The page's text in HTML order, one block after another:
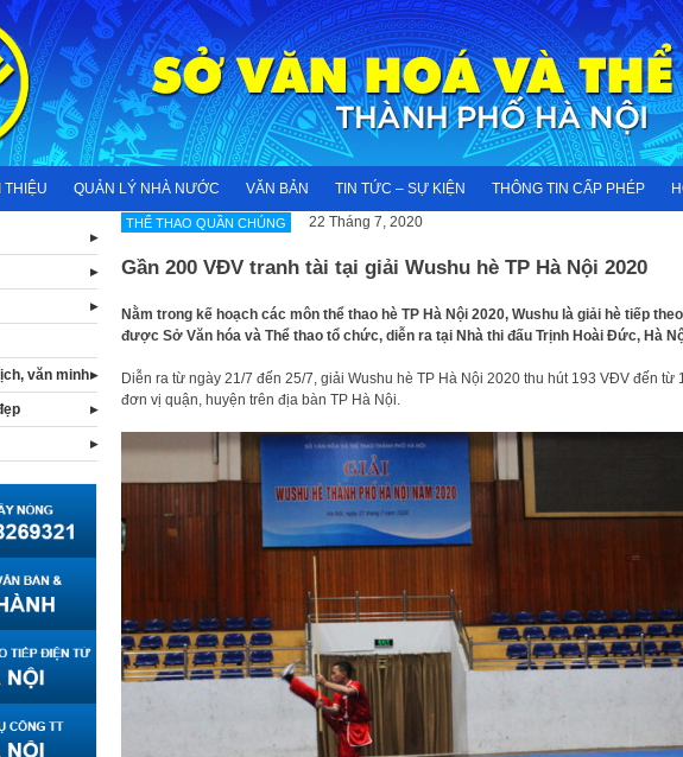
THIỆU QUẢN LÝ NHÀ NƯỚC VĂN BẢN TIN TỨC – SỰ KIỆN THÔNG TIN CẤP PHÉP
THỂ THAO QUẦN CHÚNG 22 Tháng 7, 2020
Gần 200 VĐV tranh tài tại giải Wushu hè TP Hà Nội 2020
Nằm trong kế hoạch các môn thể thao hè TP Hà Nội 2020, Wushu là giải hè tiếp theo
được Sở Văn hóa và Thể thao tổ chức, diễn ra tại Nhà thi đấu Trịnh Hoài Đức, Hà
Diễn ra từ ngày 21/7 đến 25/7, giải Wushu hè TP Hà Nội 2020 thu hút 193 VĐV đến từ
đơn vị quận, huyện trên địa bàn TP Hà Nội.
văn minh